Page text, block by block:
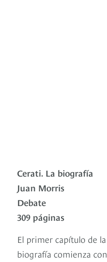
Cerati. La biografía
Juan Morris
Debate
309 páginas
El primer capítulo de la
biografía comienza con